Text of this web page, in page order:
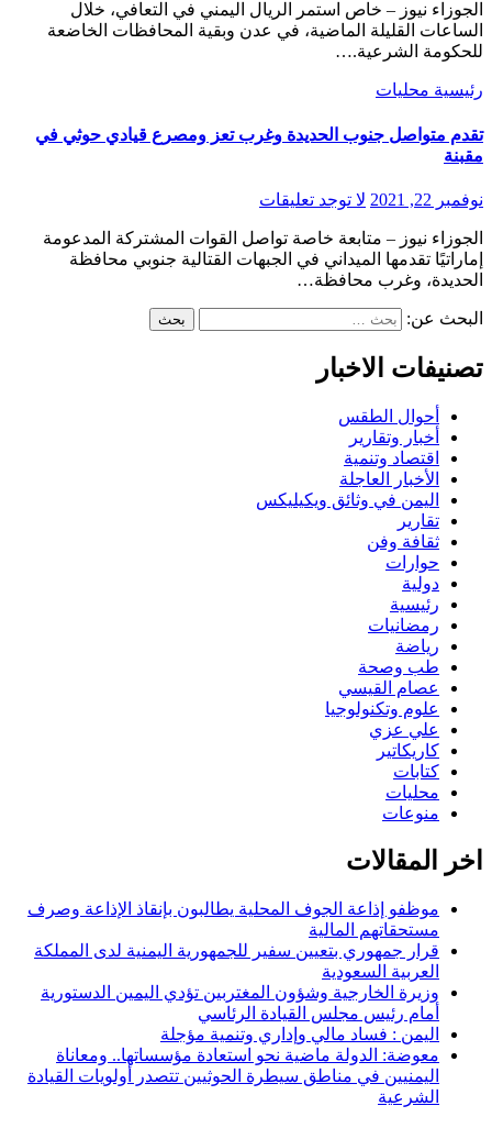
الساعات القليلة الماضية، في عدن وبقية المحافظات الخاضعة
للحكومة الشرعية.…
رئيسية محليات
تقدم متواصل جنوب الحديدة وغرب تعز ومصرع قيادي حوثي في
مقبنة
نوفمبر 22, 2021 لا توجد تعليقات
إماراتيًا تقدمها الميداني في الجبهات القتالية جنوبي محافظة
الحديدة، وغرب محافظة…
البحث عن:
تصنيفات الاخبار
أحوال الطقس
أخبار وتقارير
اقتصاد وتنمية
الأخبار العاجلة
اليمن في وثائق ويكيليكس
تقارير
ثقافة وفن
حوارات
دولية
رئيسية
رمضانيات
رياضة
طب وصحة
عصام القيسي
علوم وتكنولوجيا
علي عزي
كاريكاتير
كتابات
محليات
منوعات
اخر المقالات
موظفو إذاعة الجوف المحلية يطالبون بإنقاذ الإذاعة وصرف
مستحقاتهم المالية
قرار جمهوري بتعيين سفير للجمهورية اليمنية لدى المملكة
العربية السعودية
وزيرة الخارجية وشؤون المغتربين تؤدي اليمين الدستورية
أمام رئيس مجلس القيادة الرئاسي
اليمن : فساد مالي وإداري وتنمية مؤجلة
معوضة: الدولة ماضية نحو استعادة مؤسساتها.. ومعاناة
اليمنيين في مناطق سيطرة الحوثيين تتصدر أولويات القيادة
الشرعية